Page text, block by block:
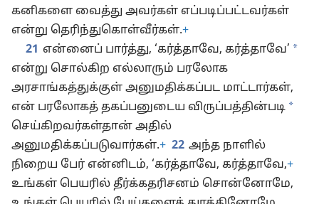
கனிகளை வைத்து அவர்கள் எப்படிப்பட்டவர்கள்
என்று தெரிந்துகொள்வீர்கள்.+
21 என்னைப் பார்த்து, ‘கர்த்தாவே, கர்த்தாவே’ *
என்று சொல்கிற எல்லாரும் பரலோக
அரசாங்கத்துக்குள் அனுமதிக்கப்பட மாட்டார்கள்,
என் பரலோகத் தகப்பனுடைய விருப்பத்தின்படி *
செய்கிறவர்கள்தான் அதில்
அனுமதிக்கப்படுவார்கள்.+ 22 அந்த நாளில்
நிறைய பேர் என்னிடம், ‘கர்த்தாவே, கர்த்தாவே,+
உங்கள் பெயரில் தீர்க்கதரிசனம் சொன்னோமே,